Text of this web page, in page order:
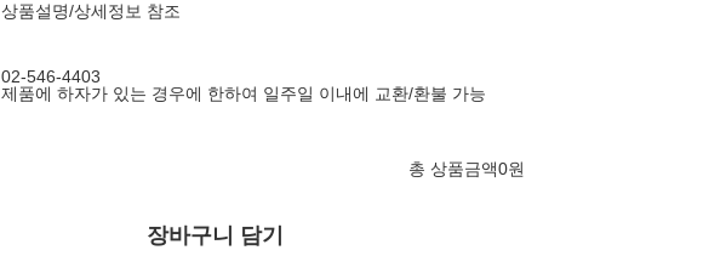
상품설명/상세정보 참조
02-546-4403
제품에 하자가 있는 경우에 한하여 일주일 이내에 교환/환불 가능
총 상품금액0원
장바구니 담기